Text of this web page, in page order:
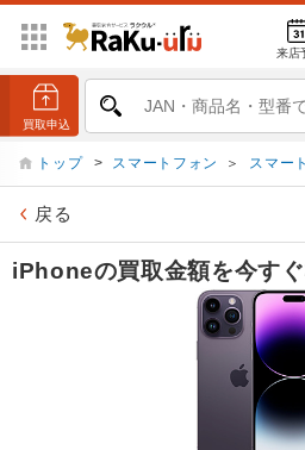
来店
トップ > スマートフォン ＞ スマー
戻る
iPhoneの買取金額を今すぐ